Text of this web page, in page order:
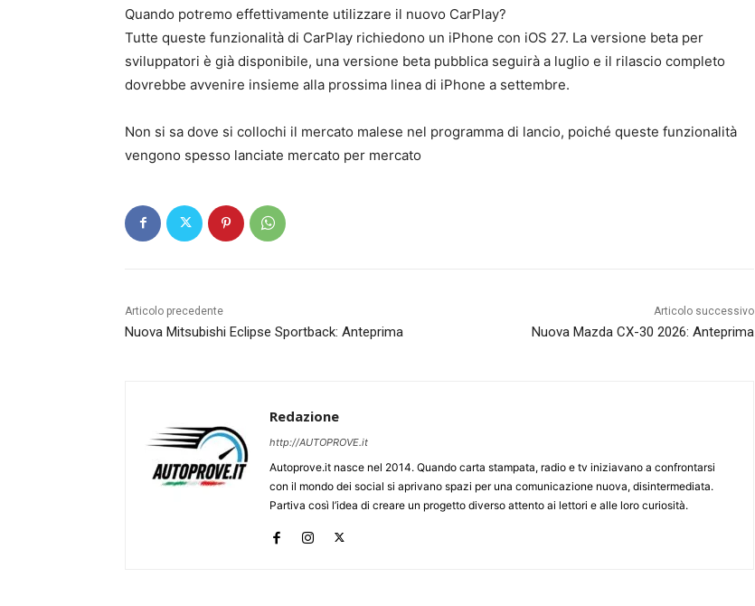
Quando potremo effettivamente utilizzare il nuovo CarPlay?
Tutte queste funzionalità di CarPlay richiedono un iPhone con iOS 27. La versione beta per
sviluppatori è già disponibile, una versione beta pubblica seguirà a luglio e il rilascio completo
dovrebbe avvenire insieme alla prossima linea di iPhone a settembre.
Non si sa dove si collochi il mercato malese nel programma di lancio, poiché queste funzionalità
vengono spesso lanciate mercato per mercato
Articolo precedente
Nuova Mitsubishi Eclipse Sportback: Anteprima
Articolo successivo
Nuova Mazda CX-30 2026: Anteprima
Redazione
http://AUTOPROVE.it
Autoprove.it nasce nel 2014. Quando carta stampata, radio e tv iniziavano a confrontarsi
con il mondo dei social si aprivano spazi per una comunicazione nuova, disintermediata.
Partiva così l’idea di creare un progetto diverso attento ai lettori e alle loro curiosità.